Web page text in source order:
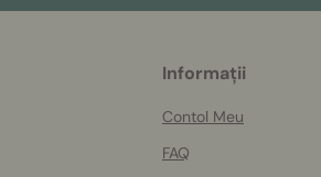
Informații
Contol Meu
FAQ